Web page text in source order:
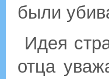
были
Идея
отца